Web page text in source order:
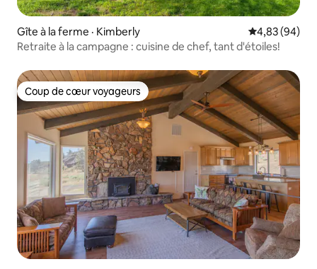
Gîte à la ferme · Kimberly Note
4,83 (94)
Retraite à la campagne : cuisine de chef, tant d'étoiles!
Coup de cœur voyageurs
Coup de cœur voyageurs